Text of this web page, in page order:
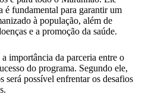
é fundamental para garantir um
à população, além de
e a promoção da saúde.
importância da parceria entre o
do programa. Segundo ele,
será possível enfrentar os desafios